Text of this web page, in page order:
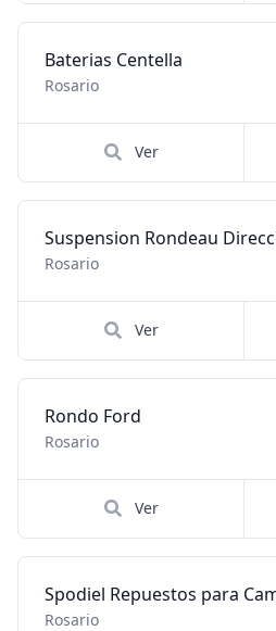
Baterias Centella
Rosario
Ver
Suspension Rondeau
Rosario
Ver
Rondo Ford
Rosario
Ver
Spodiel Repuestos para
Rosario